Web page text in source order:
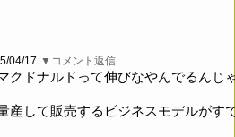
04/17 ▼コメント返信
クドナルドって伸びなやんでるんじ
産して販売するビジネスモデルがす